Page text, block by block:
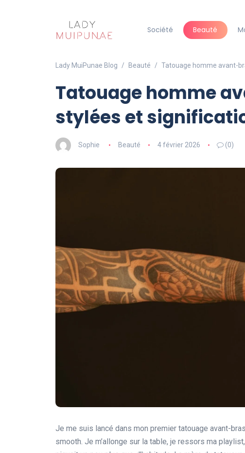
Société Beauté
Lady MuiPunae Blog Beauté Tatouage homme avant-
Tatouage homme
stylées et
Sophie Beauté 4 février 2026 (0)
Je me suis lancé dans mon premier tatouage avant-
smooth. Je m’allonge sur la table, je ressors ma